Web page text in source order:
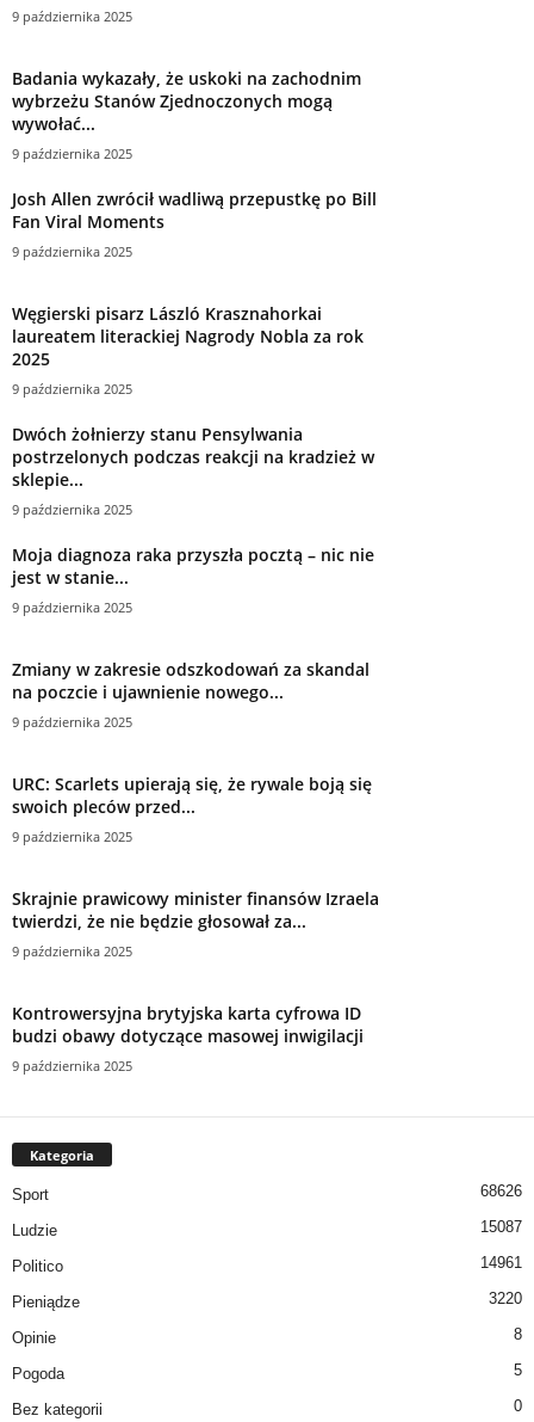
9 października 2025
Badania wykazały, że uskoki na zachodnim
wybrzeżu Stanów Zjednoczonych mogą
wywołać...
9 października 2025
Josh Allen zwrócił wadliwą przepustkę po Bill
Fan Viral Moments
9 października 2025
Węgierski pisarz László Krasznahorkai
laureatem literackiej Nagrody Nobla za rok
2025
9 października 2025
Dwóch żołnierzy stanu Pensylwania
postrzelonych podczas reakcji na kradzież w
sklepie...
9 października 2025
Moja diagnoza raka przyszła pocztą – nic nie
jest w stanie...
9 października 2025
Zmiany w zakresie odszkodowań za skandal
na poczcie i ujawnienie nowego...
9 października 2025
URC: Scarlets upierają się, że rywale boją się
swoich pleców przed...
9 października 2025
Skrajnie prawicowy minister finansów Izraela
twierdzi, że nie będzie głosował za...
9 października 2025
Kontrowersyjna brytyjska karta cyfrowa ID
budzi obawy dotyczące masowej inwigilacji
9 października 2025
Kategoria
Sport 68626
Ludzie 15087
Politico 14961
Pieniądze 3220
Opinie 8
Pogoda 5
Bez kategorii 0